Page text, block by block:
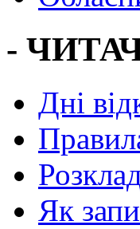
-
Дні
Як